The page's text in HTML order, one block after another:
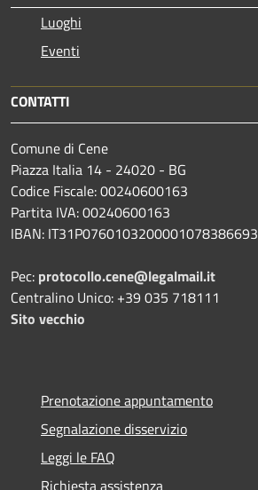
Luoghi
Eventi
CONTATTI
Comune di Cene
Piazza Italia 14 - 24020 - BG
Codice Fiscale: 00240600163
Partita IVA: 00240600163
IBAN: IT31P0760103200001078386693
Pec: protocollo.cene@legalmail.it
Centralino Unico: +39 035 718111
Sito vecchio
Prenotazione appuntamento
Segnalazione disservizio
Leggi le FAQ
Richiesta assistenza